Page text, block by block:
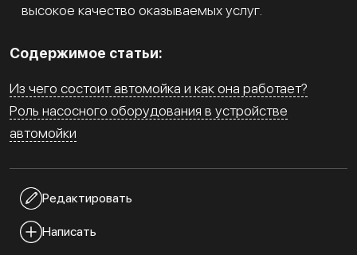
высокое качество оказываемых услуг.
Содержимое статьи:
Из чего состоит автомойка и как она работает?
Роль насосного оборудования в устройстве
автомойки
Редактировать
Написать